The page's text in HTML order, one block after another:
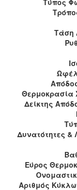
Τάση
Θερμοκρασία
Δείκτης
Δυνατότητες &
Εύρος
Αριθμός